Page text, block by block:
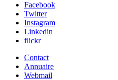
Facebook
Twitter
Instagram
Linkedin
flickr
Contact
Annuaire
Webmail